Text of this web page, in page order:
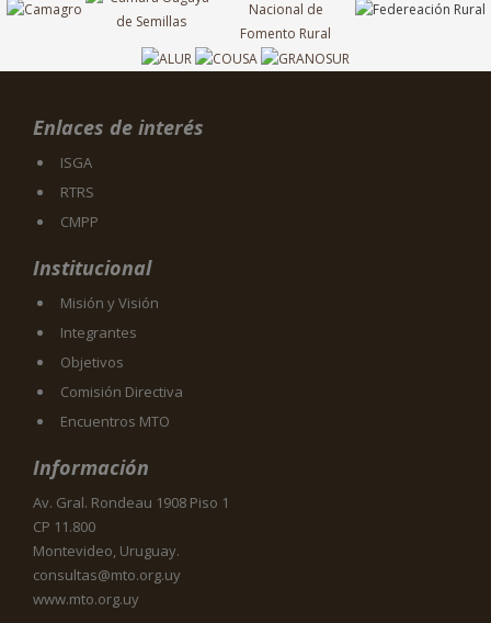
Enlaces de interés
ISGA
RTRS
CMPP
Institucional
Misión y Visión
Integrantes
Objetivos
Comisión Directiva
Encuentros MTO
Información
Av. Gral. Rondeau 1908 Piso 1
CP 11.800
Montevideo, Uruguay.
consultas@mto.org.uy
www.mto.org.uy